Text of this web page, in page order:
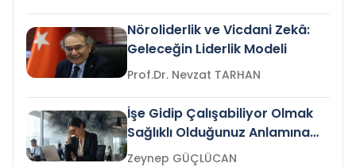
Nöroliderlik ve Vicdani Zekâ:
Geleceğin Liderlik Modeli
Prof.Dr. Nevzat TARHAN
İşe Gidip Çalışabiliyor Olmak
Sağlıklı Olduğunuz Anlamına
Gelir mi?Zeynep GÜÇLÜCAN